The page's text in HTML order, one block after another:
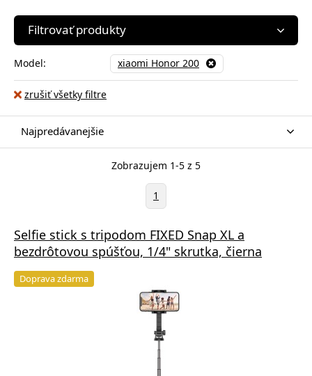
Filtrovať produkty
Model: xiaomi Honor 200
zrušiť všetky filtre
Najpredávanejšie
Zobrazujem 1-5 z 5
1
Selfie stick s tripodom FIXED Snap XL a
bezdrôtovou spúšťou, 1/4" skrutka, čierna
Doprava zdarma